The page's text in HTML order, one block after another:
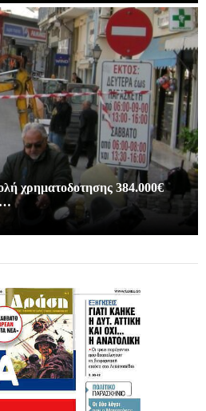
χρηματοδοτησης 384.000€